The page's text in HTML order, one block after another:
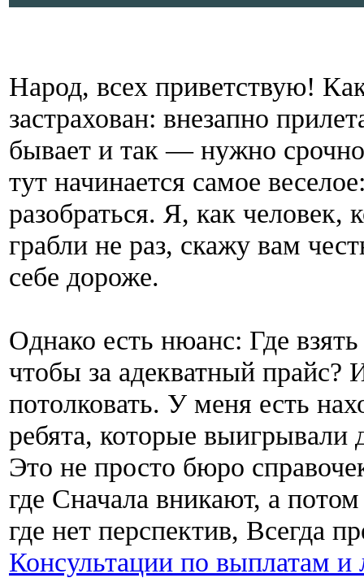
Народ, всех приветствую!
застрахован: внезапно
бывает и так — нужно
тут начинается самое
разобраться. Я, как человек,
грабли не раз, скажу вам
себе дороже.
Однако есть нюанс: Где
чтобы за адекватный
потолковать. У меня есть
ребята, которые выигрывали
Это не просто бюро
где Сначала вникают, а
где нет перспектив, Всегда
Консультации по выплатам и